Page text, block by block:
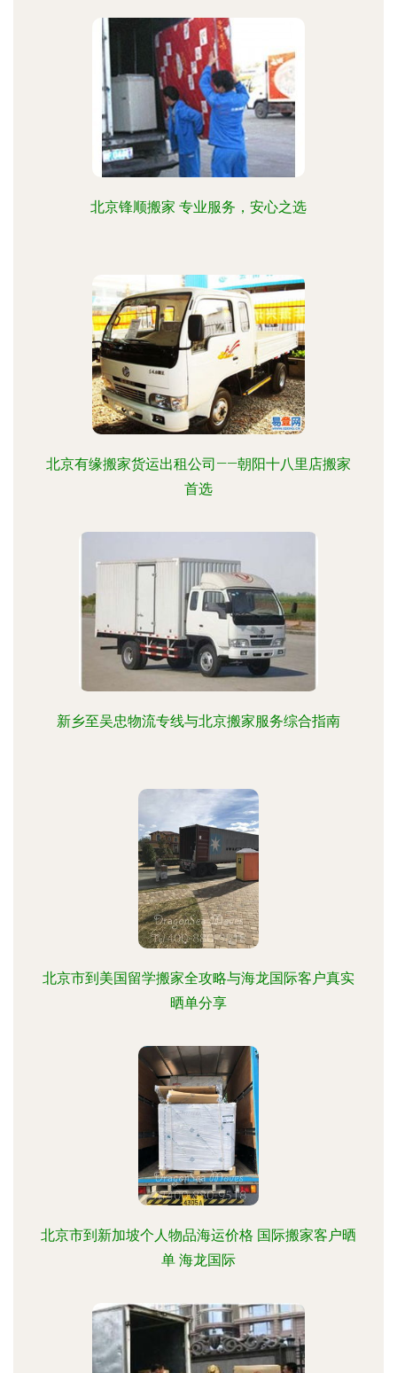
北京锋顺搬家 专业服务，安心之选
北京有缘搬家货运出租公司——朝阳十八里店搬家
首选
新乡至吴忠物流专线与北京搬家服务综合指南
北京市到美国留学搬家全攻略与海龙国际客户真实
晒单分享
北京市到新加坡个人物品海运价格 国际搬家客户晒
单 海龙国际